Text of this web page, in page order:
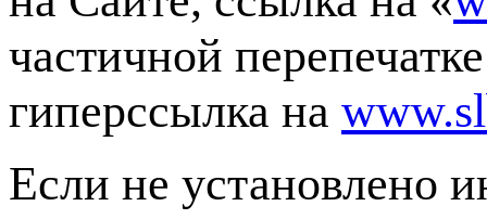
частичной
гиперссылка на
Если не установлено